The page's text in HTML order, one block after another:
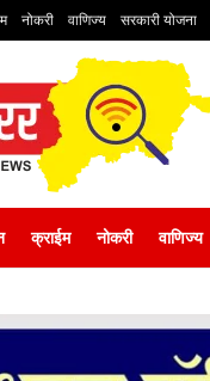
नोकरी वाणिज्य सरकारी योजना
क्राईम नोकरी वाणिज्य